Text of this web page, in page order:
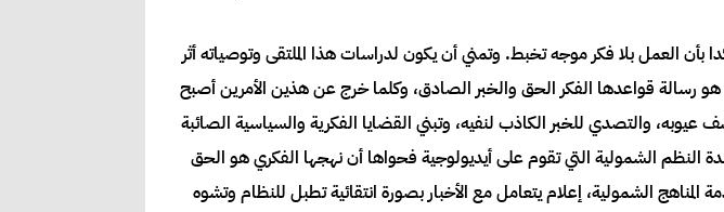
بأن العمل بلا فكر موجه تخبط. وتمني أن يكون لدراسات هذا الملتقى وتوصياته أثر
هو رسالة قواعدها الفكر الحق والخبر الصادق، وكلما خرج عن هذين الأمرين أصبح
والتصدي للخبر الكاذب لنفيه، وتبني القضايا الفكرية والسياسية الصائبة
النظم الشمولية التي تقوم على أيديولوجية فحواها أن نهجها الفكري هو الحق
الشمولية، إعلام يتعامل مع الأخبار بصورة انتقائية تطبل للنظام وتشوه